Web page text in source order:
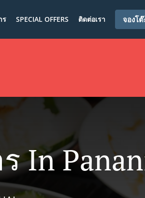
ร SPECIAL OFFERS ติดต่อเรา จองโ
In